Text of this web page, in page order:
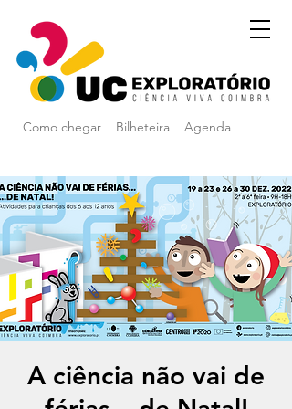
Como chegar Agenda
Bilheteira
A ciência não vai de